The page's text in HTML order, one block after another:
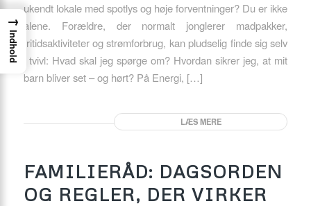
ukendt lokale med spotlys og høje forventninger? Du er ikke
alene. Forældre, der normalt jonglerer madpakker,
fritidsaktiviteter og strømforbrug, kan pludselig finde sig selv
i tvivl: Hvad skal jeg spørge om? Hvordan sikrer jeg, at mit
barn bliver set – og hørt? På Energi, […]
LÆS MERE
FAMILIERÅD: DAGSORDEN
OG REGLER, DER VIRKER
→
Indhold